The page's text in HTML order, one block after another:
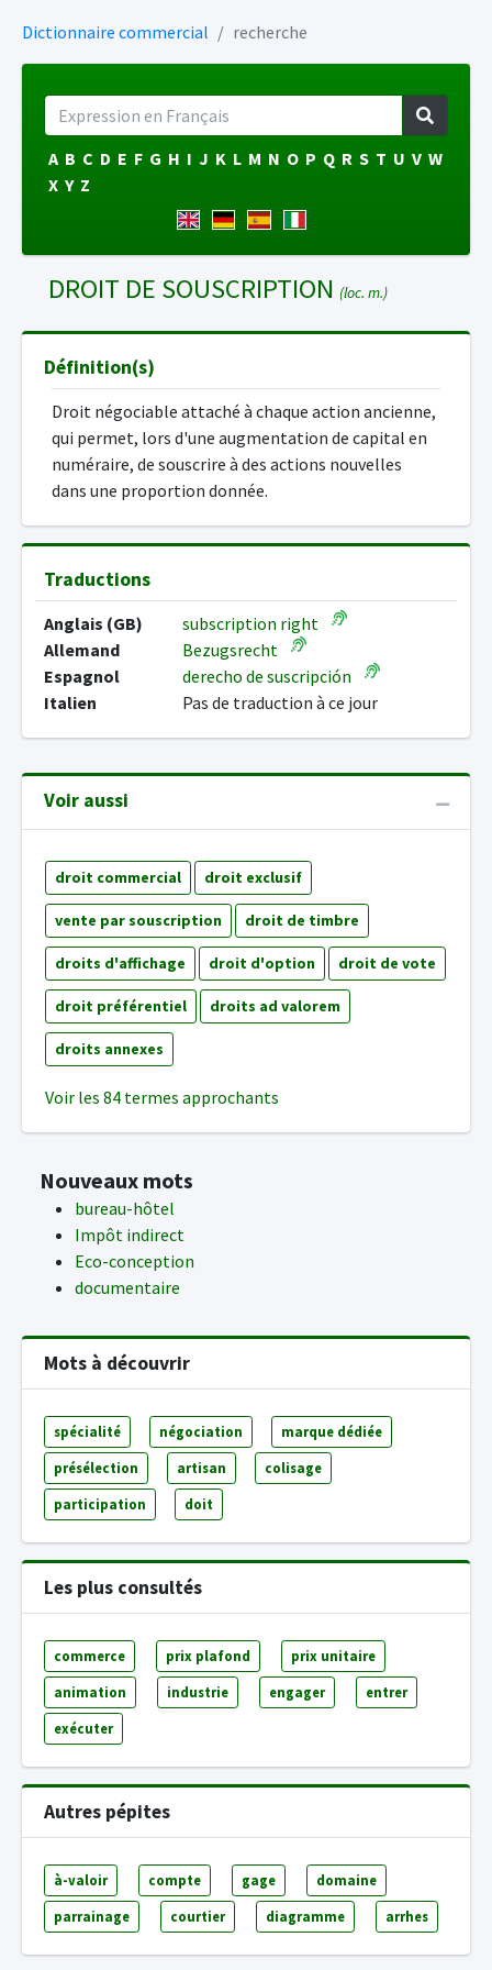
Dictionnaire commercial recherche
A B C D E F G H I J K L M N O P Q R S T U V W
X Y Z
DROIT DE SOUSCRIPTION (loc. m.)
Définition(s)
Droit négociable attaché à chaque action ancienne,
qui permet, lors d'une augmentation de capital en
numéraire, de souscrire à des actions nouvelles
dans une proportion donnée.
Traductions
Anglais (GB)
subscription right
Allemand
Bezugsrecht
Espagnol
derecho de suscripción
Italien
Pas de traduction à ce jour
Voir aussi
droit commercial droit exclusif
vente par souscription droit de timbre
droits d'affichage droit d'option droit de vote
droit préférentiel droits ad valorem
droits annexes
Voir les 84 termes approchants
Nouveaux mots
bureau-hôtel
Impôt indirect
Eco-conception
documentaire
Mots à découvrir
spécialité négociation marque dédiée
présélection artisan colisage
participation doit
Les plus consultés
commerce prix plafond prix unitaire
animation industrie engager entrer
exécuter
Autres pépites
à-valoir compte gage domaine
parrainage courtier diagramme arrhes